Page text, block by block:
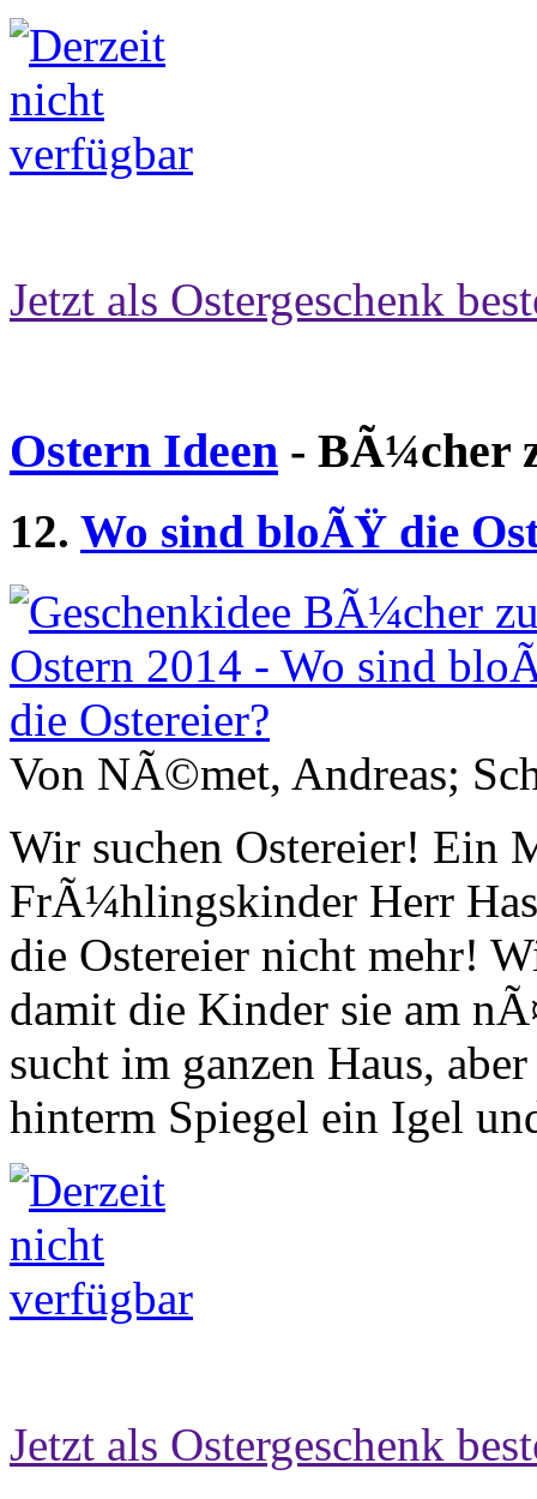
Jetzt als Ostergeschenk
Ostern Ideen - BÃ¼cher
12. Wo sind bloÃŸ die
Von NÃ©met, Andreas;
Wir suchen Ostereier! Ein
FrÃ¼hlingskinder Herr
die Ostereier nicht mehr!
damit die Kinder sie am
sucht im ganzen Haus,
hinterm Spiegel ein Igel
Jetzt als Ostergeschenk